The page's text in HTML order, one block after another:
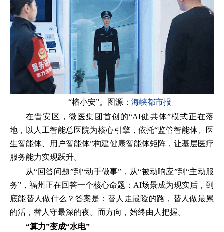
“榕小安”。图源： 海峡都市报
在晋安区，微医集团首创的“AI健共体”模式正在落
地，以人工智能总医院为核心引擎，依托“监管智能体、医
生智能体、用户智能体”构建健康智能体矩阵，让基层医疗
服务能力实现跃升。
从“回答问题”到“动手做事”，从“被动响应”到“主动服
务”，福州正在回答一个核心命题：AI场景成为现实后，到
底能替人做什么？答案是：替人走最险的路，替人做最累
的活，替人守最深的夜。而方向，始终由人把握。
“算力”变成“水电”